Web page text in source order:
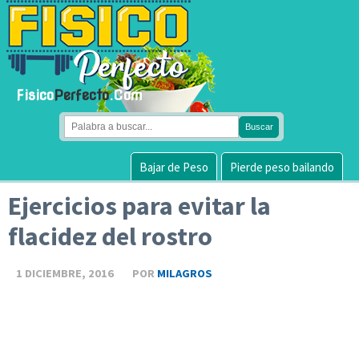
FisicoPerfecto.Com
Bajar de Peso Pierde peso bailando
Ejercicios para evitar la
flacidez del rostro
1 DICIEMBRE, 2016 POR MILAGROS